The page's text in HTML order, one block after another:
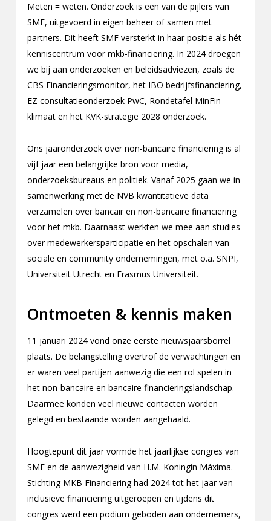
Meten = weten. Onderzoek is een van de pijlers van
SMF, uitgevoerd in eigen beheer of samen met
partners. Dit heeft SMF versterkt in haar positie als hét
kenniscentrum voor mkb-financiering. In 2024 droegen
we bij aan onderzoeken en beleidsadviezen, zoals de
CBS Financieringsmonitor, het IBO bedrijfsfinanciering,
EZ consultatieonderzoek PwC, Rondetafel MinFin
klimaat en het KVK-strategie 2028 onderzoek.
Ons jaaronderzoek over non-bancaire financiering is al
vijf jaar een belangrijke bron voor media,
onderzoeksbureaus en politiek. Vanaf 2025 gaan we in
samenwerking met de NVB kwantitatieve data
verzamelen over bancair en non-bancaire financiering
voor het mkb. Daarnaast werkten we mee aan studies
over medewerkersparticipatie en het opschalen van
sociale en community ondernemingen, met o.a. SNPI,
Universiteit Utrecht en Erasmus Universiteit.
Ontmoeten & kennis maken
11 januari 2024 vond onze eerste nieuwsjaarsborrel
plaats. De belangstelling overtrof de verwachtingen en
er waren veel partijen aanwezig die een rol spelen in
het non-bancaire en bancaire financieringslandschap.
Daarmee konden veel nieuwe contacten worden
gelegd en bestaande worden aangehaald.
Hoogtepunt dit jaar vormde het jaarlijkse congres van
SMF en de aanwezigheid van H.M. Koningin Máxima.
Stichting MKB Financiering had 2024 tot het jaar van
inclusieve financiering uitgeroepen en tijdens dit
congres werd een podium geboden aan ondernemers,